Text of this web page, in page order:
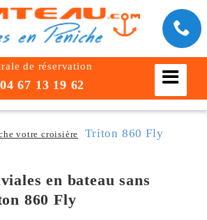
de réservation
04 67 13 19 62
votre croisière Triton 860 Fly
en bateau sans
860 Fly